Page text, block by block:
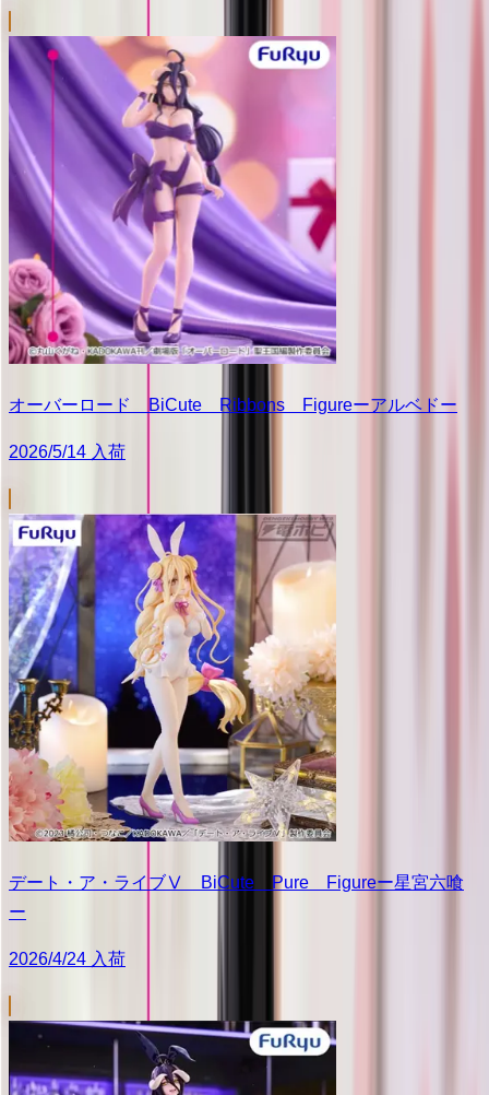
オーバーロード BiCute Ribbons Figureーアルベドー
2026/5/14 入荷
デート・ア・ライブⅤ BiCute Pure Figureー星宮六喰
ー
2026/4/24 入荷